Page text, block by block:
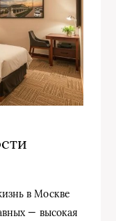
в Москве
— высокая